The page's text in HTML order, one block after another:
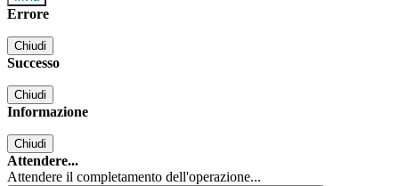
Errore
Chiudi
Successo
Chiudi
Informazione
Chiudi
Attendere...
Attendere il completamento dell'operazione...